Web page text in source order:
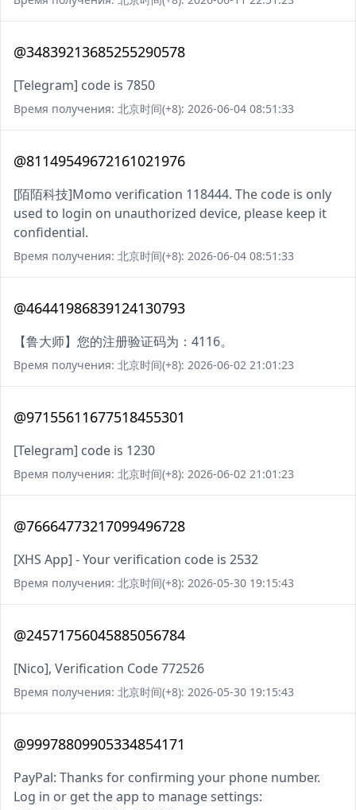
@34839213685255290578
[Telegram] code is 7850
Время получения: 北京时间(+8): 2026-06-04 08:51:33
@81149549672161021976
[陌陌科技]Momo verification 118444. The code is only
used to login on unauthorized device, please keep it
confidential.
Время получения: 北京时间(+8): 2026-06-04 08:51:33
@46441986839124130793
【鲁大师】您的注册验证码为：4116。
Время получения: 北京时间(+8): 2026-06-02 21:01:23
@97155611677518455301
[Telegram] code is 1230
Время получения: 北京时间(+8): 2026-06-02 21:01:23
@76664773217099496728
[XHS App] - Your verification code is 2532
Время получения: 北京时间(+8): 2026-05-30 19:15:43
@24571756045885056784
[Nico], Verification Code 772526
Время получения: 北京时间(+8): 2026-05-30 19:15:43
@99978809905334854171
PayPal: Thanks for confirming your phone number.
Log in or get the app to manage settings: